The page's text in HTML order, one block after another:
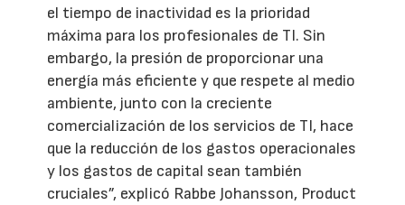
el tiempo de inactividad es la prioridad
máxima para los profesionales de TI. Sin
embargo, la presión de proporcionar una
energía más eficiente y que respete al medio
ambiente, junto con la creciente
comercialización de los servicios de TI, hace
que la reducción de los gastos operacionales
y los gastos de capital sean también
cruciales”, explicó Rabbe Johansson, Product